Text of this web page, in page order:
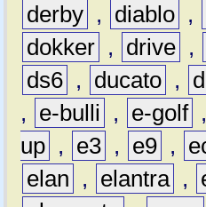
derby , diablo ,
dokker , drive ,
ds6 , ducato ,
,
e-bulli , e-golf ,
up , e3 , e9 ,
elan
, elantra ,